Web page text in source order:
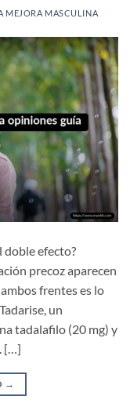
MEJORA MASCULINA
doble efecto?
precoz aparecen
frentes es lo
un
tadalafilo (20 mg) y
[…]
→